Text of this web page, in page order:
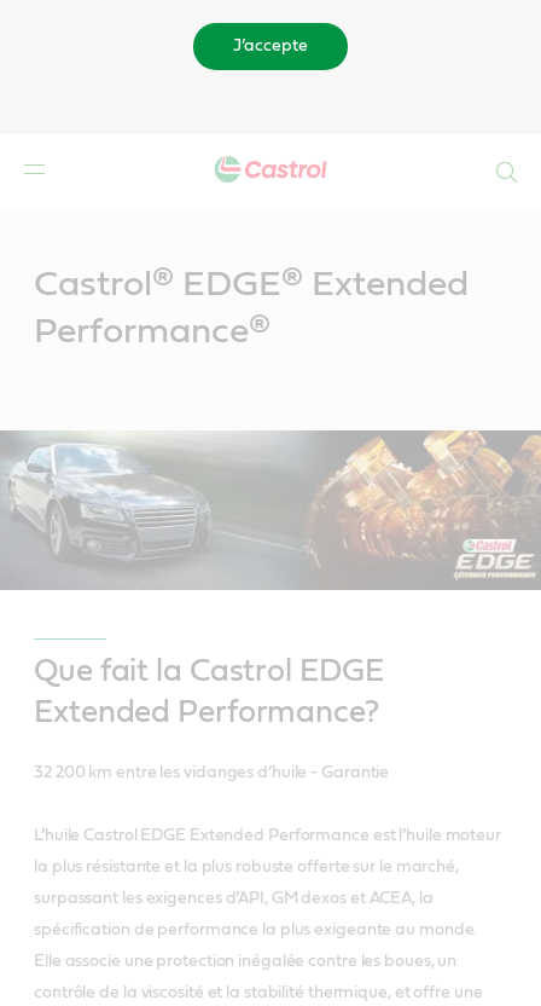
J’accepte
Castrol® EDGE® Extended
Performance®
Que fait la Castrol EDGE
Extended Performance?
32 200 km entre les vidanges d’huile - Garantie
L’huile Castrol EDGE Extended Performance est l’huile moteur
la plus résistante et la plus robuste offerte sur le marché,
surpassant les exigences d’API, GM dexos et ACEA, la
spécification de performance la plus exigeante au monde.
Elle associe une protection inégalée contre les boues, un
contrôle de la viscosité et la stabilité thermique, et offre une